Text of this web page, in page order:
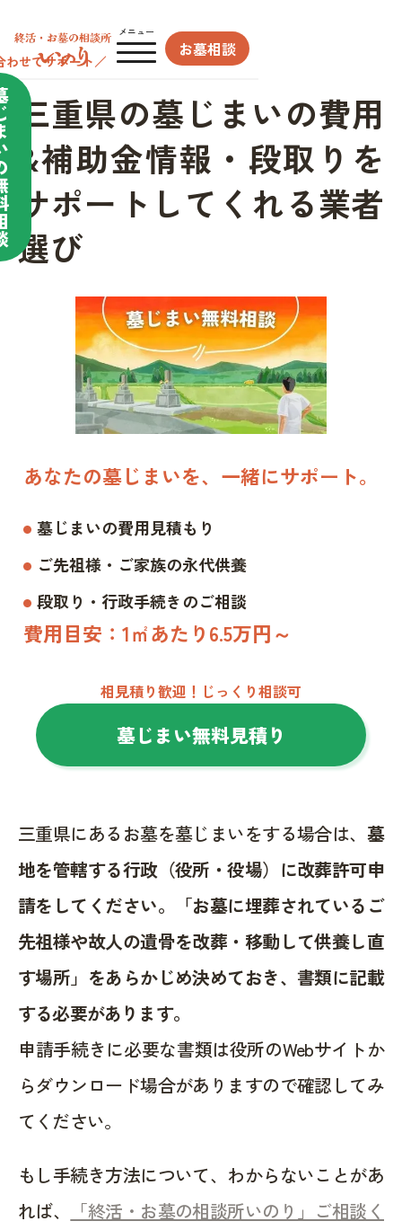
メニュー
お墓相談
わせてサポート／
三重県の墓じまいの費用
&補助金情報・段取りを
サポートしてくれる業者
選び
あなたの墓じまいを、一緒にサポート。
墓じまいの費用見積もり
ご先祖様・ご家族の永代供養
段取り・行政手続きのご相談
費用目安：1㎡あたり6.5万円～
相見積り歓迎！じっくり相談可
墓じまい無料見積り
三重県にあるお墓を墓じまいをする場合は、 墓
地を管轄する行政（役所・役場）に改葬許可申
請をしてください。「お墓に埋葬されているご
先祖様や故人の遺骨を改葬・移動して供養し直
す場所」をあらかじめ決めておき、書類に記載
する必要があります。
申請手続きに必要な書類は役所のWebサイトか
らダウンロード場合がありますので確認してみ
てください。
もし手続き方法について、わからないことがあ
れば、
「終活・お墓の相談所いのり」ご相談く